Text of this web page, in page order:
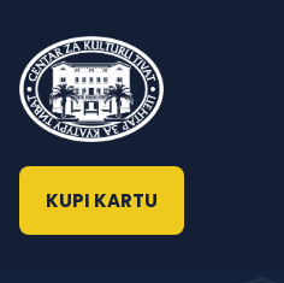
KUPI KARTU